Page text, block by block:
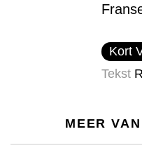
Kort
Tekst
MEER